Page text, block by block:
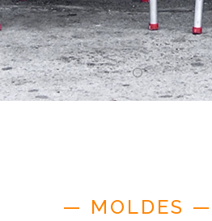
— MOLDES —